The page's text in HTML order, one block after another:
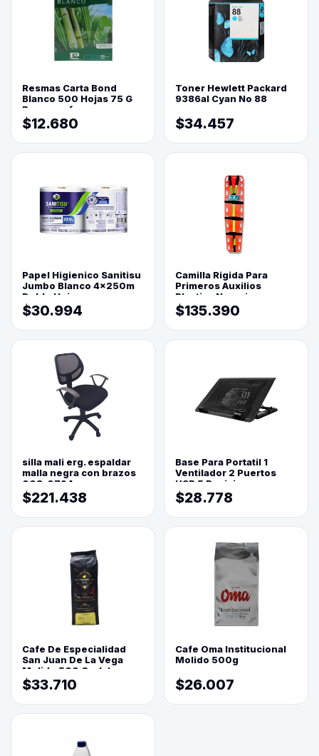
Resmas Carta Bond
Blanco 500 Hojas 75 G
Reprograf.
$12.680
Toner Hewlett Packard
9386al Cyan No 88
$34.457
Papel Higienico Sanitisu
Jumbo Blanco 4x250m
Doble Hoja
$30.994
Camilla Rigida Para
Primeros Auxilios
Plastica Naranja
$135.390
silla mali erg. espaldar
malla negra con brazos
003-0794
$221.438
Base Para Portatil 1
Ventilador 2 Puertos
USB 5 Posiciones
$28.778
Cafe De Especialidad
San Juan De La Vega
Molido 500 Grs(=)
$33.710
Cafe Oma Institucional
Molido 500g
$26.007